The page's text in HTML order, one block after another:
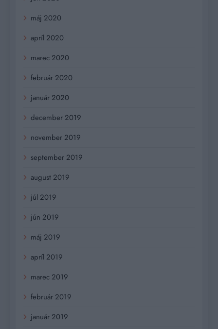
máj 2020
apríl 2020
marec 2020
február 2020
január 2020
december 2019
november 2019
september 2019
august 2019
júl 2019
jún 2019
máj 2019
apríl 2019
marec 2019
február 2019
január 2019